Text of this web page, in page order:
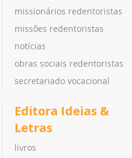
missionários redentoristas
missões redentoristas
notícias
obras sociais redentoristas
secretariado vocacional
Editora Ideias &
Letras
livros